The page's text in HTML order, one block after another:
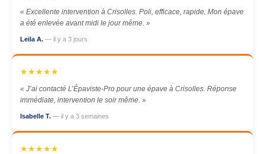
« Excellente intervention à Crisolles. Poli, efficace, rapide. Mon épave
a été enlevée avant midi le jour même. »
Leila A. — il y a 3 jours
★★★★★
« J’ai contacté L’Épaviste-Pro pour une épave à Crisolles. Réponse
immédiate, intervention le soir même. »
Isabelle T. — il y a 3 semaines
★★★★★